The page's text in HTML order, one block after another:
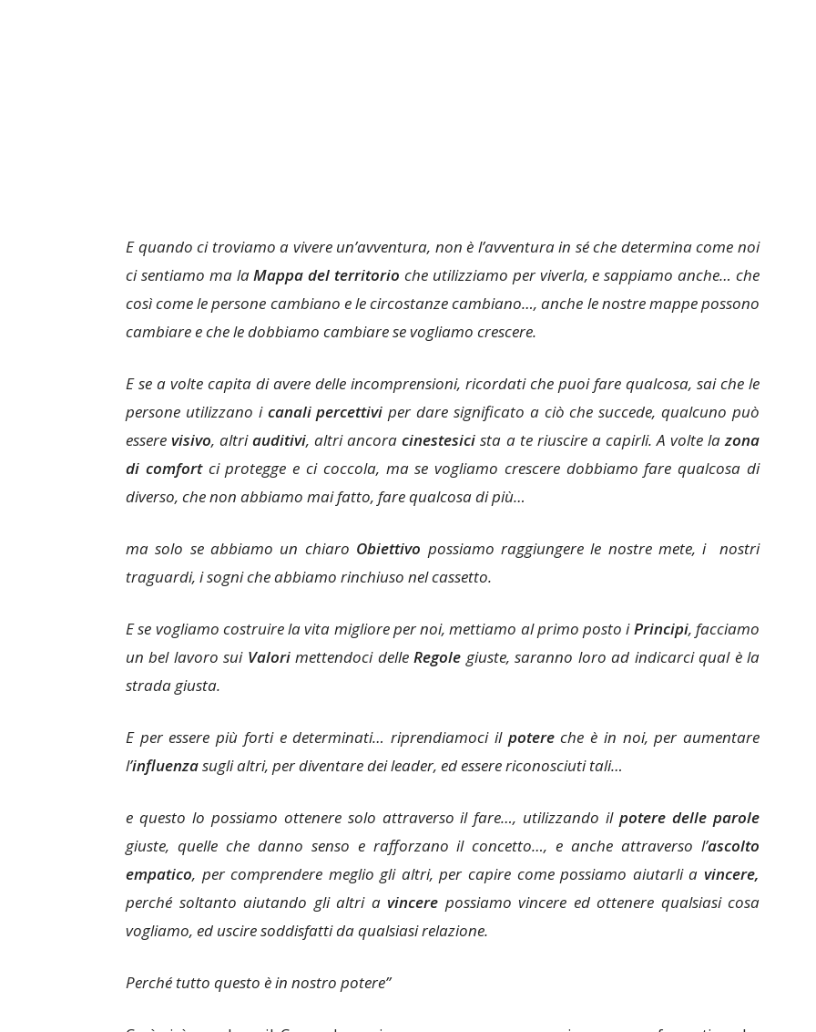
E quando ci troviamo a vivere un’avventura, non è l’avventura in sé che determina come noi
ci sentiamo ma laMappa del territorio che utilizziamo per viverla, e sappiamo anche… che
così come le persone cambiano e le circostanze cambiano…, anche le nostre mappe possono
cambiare e che le dobbiamo cambiare se vogliamo crescere.
E se a volte capita di avere delle incomprensioni, ricordati che puoi fare qualcosa, sai che le
persone utilizzano i canali percettivi per dare significato a ciò che succede, qualcuno può
esserevisivo, altriauditivi, altri ancoracinestesici sta a te riuscire a capirli. A volte lazona
di comfortci protegge e ci coccola, ma se vogliamo crescere dobbiamo fare qualcosa di
diverso, che non abbiamo mai fatto, fare qualcosa di più…
ma solo se abbiamo un chiaro Obiettivo possiamo raggiungere le nostre mete, i nostri
traguardi, i sogni che abbiamo rinchiuso nel cassetto.
E se vogliamo costruire la vita migliore per noi, mettiamo al primo posto iPrincipi, facciamo
un bel lavoro sui Valorimettendoci delleRegole giuste, saranno loro ad indicarci qual è la
strada giusta.
E per essere più forti e determinati… riprendiamoci il potereche è in noi, per aumentare
l’influenzasugli altri, per diventare dei leader, ed essere riconosciuti tali…
e questo lo possiamo ottenere solo attraverso il fare…, utilizzando ilpotere delle parole
giuste, quelle che danno senso e rafforzano il concetto…, e anche attraverso l’ascolto
empatico, per comprendere meglio gli altri, per capire come possiamo aiutarli a vincere,
perché soltanto aiutando gli altri a vincere possiamo vincere ed ottenere qualsiasi cosa
vogliamo, ed uscire soddisfatti da qualsiasi relazione.
Perché tutto questo è in nostro potere”